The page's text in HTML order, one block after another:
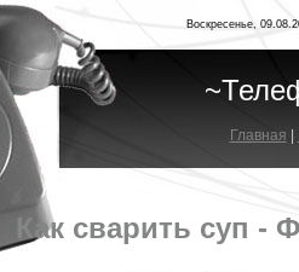
Воскресенье,
Главная
Как сварить суп -